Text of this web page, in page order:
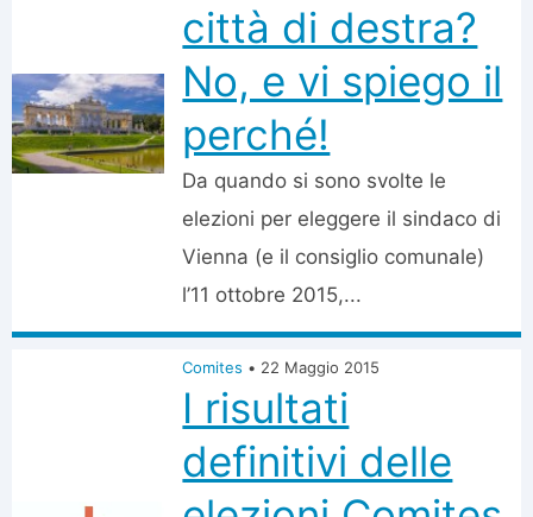
città di destra?
No, e vi spiego il
perché!
Da quando si sono svolte le
elezioni per eleggere il sindaco di
Vienna (e il consiglio comunale)
l’11 ottobre 2015,...
Comites • 22 Maggio 2015
I risultati
definitivi delle